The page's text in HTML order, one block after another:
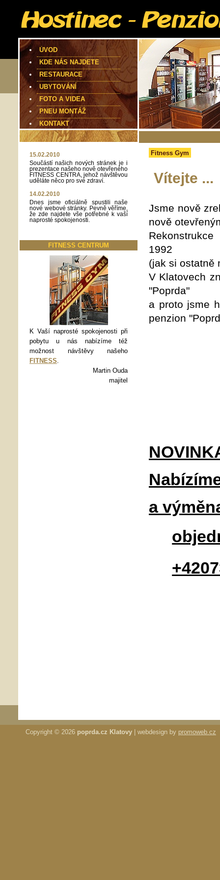
ÚVOD
KDE NÁS NAJDETE
RESTAURACE
UBYTOVÁNÍ
FOTO A VIDEA
PNEU MONTÁŽ
KONTAKT
15.02.2010
Součástí našich nových stránek je i
prezentace našeho nově otevřeného
FITNESS CENTRA, jehož návštěvou
uděláte něco pro své zdraví.
14.02.2010
Dnes jsme oficiálně spustili naše
nové webové stránky. Pevně věříme,
že zde najdete vše potřebné k vaší
naprosté spokojenosti.
FITNESS CENTRUM
K Vaší naprosté spokojenosti při
pobytu u nás nabízíme též
možnost návštěvy našeho
FITNESS.
Martin Ouda
majitel
Fitness Gym
Vítejte ...
Jsme nově
nově
1992
(jak si ostatně
V Klatovech
"Poprda"
a proto jsme
penzion
a
Copyright © 2026 poprda.cz Klatovy | webdesign by promoweb.cz